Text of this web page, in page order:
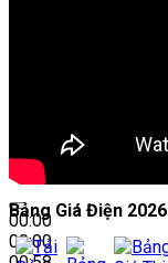
00:00
00:00
Bảng Giá Điện 2026